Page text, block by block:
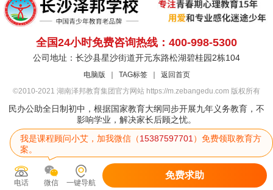
全国24小时免费咨询热线：400-998-5300
公司地址：长沙县星沙街道开元东路松湖碧桂园2栋104
电脑版 TAG标签
返回首页
©2010-2021 湖南泽邦教育集团官方网站 https://m.zebangedu.com 版权所有
民办公助全日制初中，根据国家教育大纲同步开展九年义务教育，不
影响学业，解决家长后顾之忧。
电话 微信 一键导航
我是课程顾问小艾，加我微信（15387597701 ）免费领取教育方
案。
免费求助